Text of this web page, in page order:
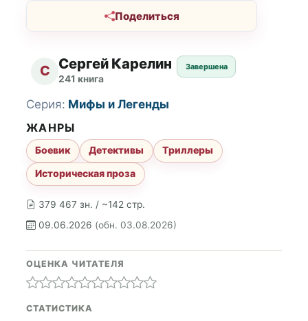
Поделиться
С Сергей Карелин
241 книга
Завершена
379 467 зн. / ~142 стр.
09.06.2026 (обн. 03.08.2026)
Серия: Мифы и Легенды
ЖАНРЫ
Боевик Детективы
Триллеры
Историческая проза
ОЦЕНКА ЧИТАТЕЛЯ
СТАТИСТИКА